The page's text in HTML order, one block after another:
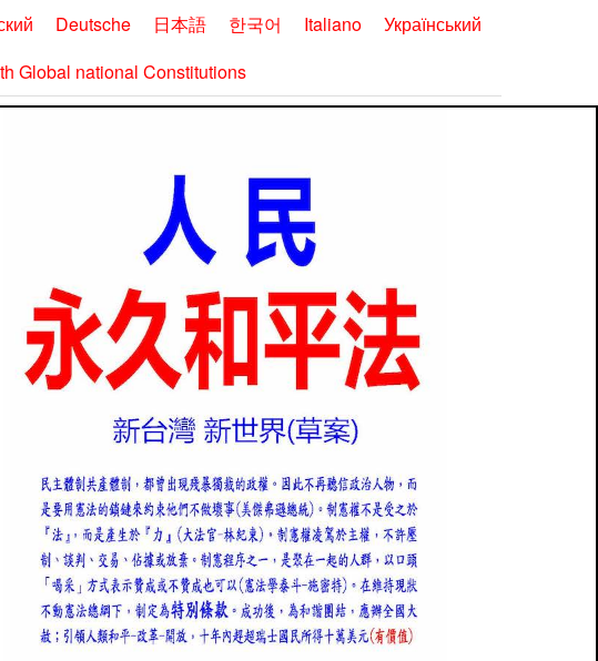
Deutsche 日本語 한국어 Italiano
Український
Global national Constitutions